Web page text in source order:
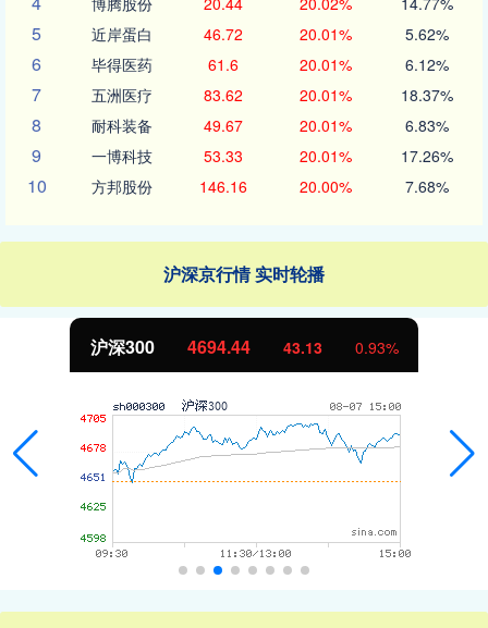
5 近岸蛋白 46.72 20.01% 5.62%
6 毕得医药 61.6 20.01% 6.12%
7 五洲医疗 83.62 20.01% 18.37%
8 耐科装备 49.67 20.01% 6.83%
9 一博科技 53.33 20.01% 17.26%
10 方邦股份 146.16 20.00% 7.68%
沪深京行情 实时轮播
北证50 1134.24 11.37